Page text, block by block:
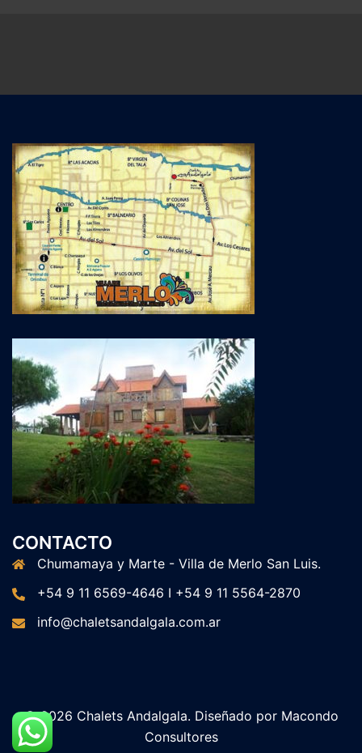
CONTACTO
Chumamaya y Marte - Villa de Merlo San Luis.
+54 9 11 6569-4646 I +54 9 11 5564-2870
info@chaletsandalgala.com.ar
© 2026 Chalets Andalgala. Diseñado por Macondo
Consultores